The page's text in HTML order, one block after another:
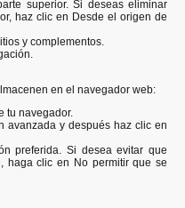
superior. Si deseas eliminar
haz clic en Desde el origen de
y complementos.
en el navegador web:
tu navegador.
avanzada y después haz clic en
preferida. Si desea evitar que
haga clic en No permitir que se